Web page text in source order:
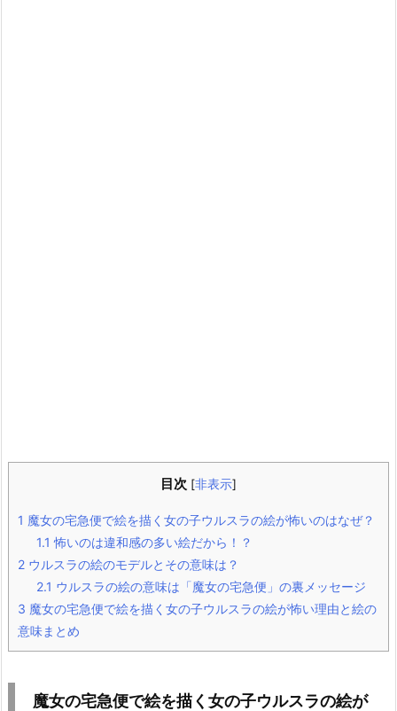
目次 [非表示]
1 魔女の宅急便で絵を描く女の子ウルスラの絵が怖いのはなぜ？
1.1 怖いのは違和感の多い絵だから！？
2 ウルスラの絵のモデルとその意味は？
2.1 ウルスラの絵の意味は「魔女の宅急便」の裏メッセージ
3 魔女の宅急便で絵を描く女の子ウルスラの絵が怖い理由と絵の
意味まとめ
魔女の宅急便で絵を描く女の子ウルスラの絵が